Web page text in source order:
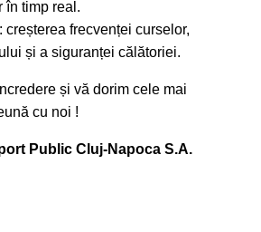
în timp real.
frecvenței curselor,
și a siguranței călătoriei.
și vă dorim cele mai
cu noi !
Public Cluj-Napoca S.A.